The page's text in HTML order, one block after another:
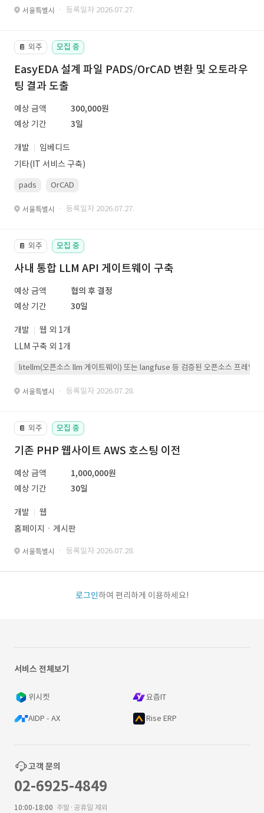
서울특별시 · 등록일자 2026.07.27.
📔 외주 모집 중
EasyEDA 설계 파일 PADS/OrCAD 변환 및 오토라우
팅 결과 도출
예상 금액
300,000원
예상 기간
3일
개발
임베디드
기타(IT 서비스 구축)
pads OrCAD
서울특별시 · 등록일자 2026.07.27.
📔 외주 모집 중
사내 통합 LLM API 게이트웨이 구축
예상 금액
협의 후 결정
예상 기간
30일
개발
웹 외 1개
LLM 구축 외 1개
litellm(오픈소스 llm 게이트웨이) 또는 langfuse 등 검증된 오픈소스 프레임워
서울특별시 · 등록일자 2026.07.28.
📔 외주 모집 중
기존 PHP 웹사이트 AWS 호스팅 이전
예상 금액
1,000,000원
예상 기간
30일
개발
웹
홈페이지ㆍ게시판
서울특별시 · 등록일자 2026.07.28.
로그인하여 편리하게 이용하세요!
서비스 전체보기
위시켓 요즘IT
AIDP - AX Rise ERP
고객 문의
02-6925-4849
10:00-18:00 주말·공휴일 제외